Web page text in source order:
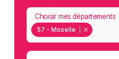
57 - Moselle
Choisir mes départements